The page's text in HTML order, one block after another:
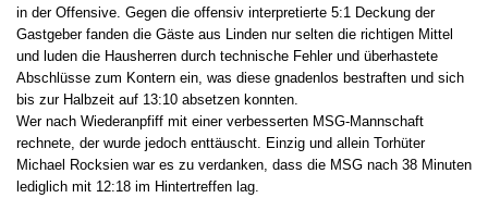
in der Offensive. Gegen die offensiv interpretierte 5:1 Deckung der
Gastgeber fanden die Gäste aus Linden nur selten die richtigen Mittel
und luden die Hausherren durch technische Fehler und überhastete
Abschlüsse zum Kontern ein, was diese gnadenlos bestraften und sich
bis zur Halbzeit auf 13:10 absetzen konnten.
Wer nach Wiederanpfiff mit einer verbesserten MSG-Mannschaft
rechnete, der wurde jedoch enttäuscht. Einzig und allein Torhüter
Michael Rocksien war es zu verdanken, dass die MSG nach 38 Minuten
lediglich mit 12:18 im Hintertreffen lag.